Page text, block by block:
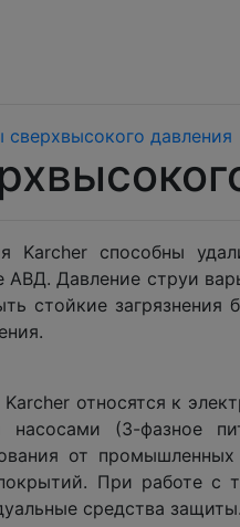
сверхвысокого давления
Karcher способны
Давление струи
стойкие
относятся к
насосами (3-фазное
от
При работе с
средства